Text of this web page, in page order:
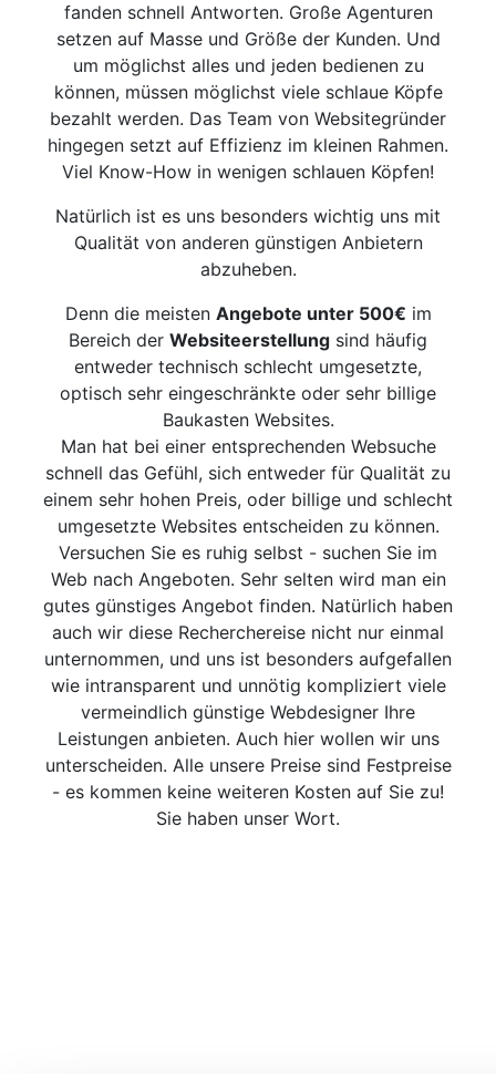
fanden schnell Antworten. Große Agenturen
setzen auf Masse und Größe der Kunden. Und
um möglichst alles und jeden bedienen zu
können, müssen möglichst viele schlaue Köpfe
bezahlt werden. Das Team von Websitegründer
hingegen setzt auf Effizienz im kleinen Rahmen.
Viel Know-How in wenigen schlauen Köpfen!
Natürlich ist es uns besonders wichtig uns mit
Qualität von anderen günstigen Anbietern
abzuheben.
Denn die meisten Angebote unter 500€ im
Bereich der Websiteerstellung sind häufig
entweder technisch schlecht umgesetzte,
optisch sehr eingeschränkte oder sehr billige
Baukasten Websites.
Man hat bei einer entsprechenden Websuche
schnell das Gefühl, sich entweder für Qualität zu
einem sehr hohen Preis, oder billige und schlecht
umgesetzte Websites entscheiden zu können.
Versuchen Sie es ruhig selbst - suchen Sie im
Web nach Angeboten. Sehr selten wird man ein
gutes günstiges Angebot finden. Natürlich haben
auch wir diese Recherchereise nicht nur einmal
unternommen, und uns ist besonders aufgefallen
wie intransparent und unnötig kompliziert viele
vermeindlich günstige Webdesigner Ihre
Leistungen anbieten. Auch hier wollen wir uns
unterscheiden. Alle unsere Preise sind Festpreise
- es kommen keine weiteren Kosten auf Sie zu!
Sie haben unser Wort.